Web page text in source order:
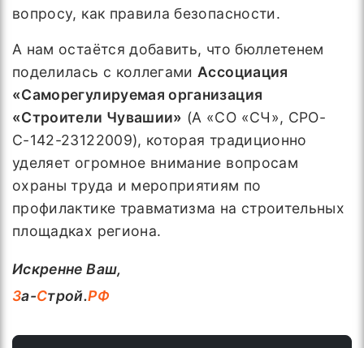
вопросу, как правила безопасности.
А нам остаётся добавить, что бюллетенем
поделилась с коллегами Ассоциация
«Саморегулируемая организация
«Строители Чувашии» (А «СО «СЧ», СРО-
С-142-23122009), которая традиционно
уделяет огромное внимание вопросам
охраны труда и мероприятиям по
профилактике травматизма на строительных
площадках региона.
Искренне Ваш,
За-Строй.РФ